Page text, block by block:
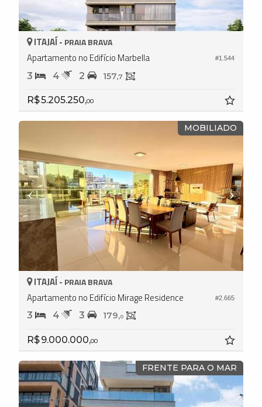
#1.544
ITAJAÍ - PRAIA BRAVA
Apartamento no Edifício Marbella
3 4 2 157,7
R$ 5.205.250,00
MOBILIADO
#2.665
ITAJAÍ - PRAIA BRAVA
Apartamento no Edifício Mirage Residence
3 4 3 179,0
R$ 9.000.000,00
FRENTE PARA O MAR